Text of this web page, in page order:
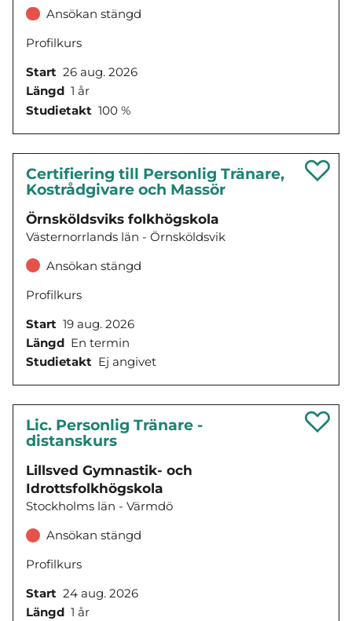
Ansökan stängd
Profilkurs
Start 26 aug. 2026
Längd 1 år
Studietakt 100 %
Certifiering till Personlig Tränare,
Kostrådgivare och Massör
Örnsköldsviks folkhögskola
Västernorrlands län - Örnsköldsvik
Ansökan stängd
Profilkurs
Start 19 aug. 2026
Längd En termin
Studietakt Ej angivet
Lic. Personlig Tränare -
distanskurs
Lillsved Gymnastik- och
Idrottsfolkhögskola
Stockholms län - Värmdö
Ansökan stängd
Profilkurs
Start 24 aug. 2026
Längd 1 år